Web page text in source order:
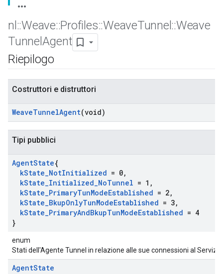
nl ::Weave::Profiles::WeaveTunnel ::Weave
Tunnel Agent
Riepilogo
Costruttori e distruttori
WeaveTunnelAgent(void)
Tipi pubblici
AgentState{
kState_NotInitialized = 0,
kState_Initialized_NoTunnel = 1 ,
kState_PrimaryTunModeEstablished = 2,
kState_BkupOnlyTunModeEstablished = 3,
kState_PrimaryAndBkupTunModeEstablished = 4
}
enum
Stati dell'Agente Tunnel in relazione alle sue connessioni al
AgentState